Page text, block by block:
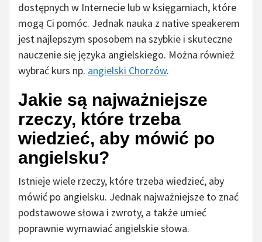
dostępnych w Internecie lub w księgarniach, które
mogą Ci pomóc. Jednak nauka z native speakerem
jest najlepszym sposobem na szybkie i skuteczne
nauczenie się języka angielskiego. Można również
wybrać kurs np. angielski Chorzów.
Jakie są najważniejsze
rzeczy, które trzeba
wiedzieć, aby mówić po
angielsku?
Istnieje wiele rzeczy, które trzeba wiedzieć, aby
mówić po angielsku. Jednak najważniejsze to znać
podstawowe słowa i zwroty, a także umieć
poprawnie wymawiać angielskie słowa.